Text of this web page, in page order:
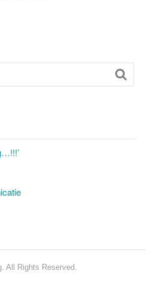
All Rights Reserved.